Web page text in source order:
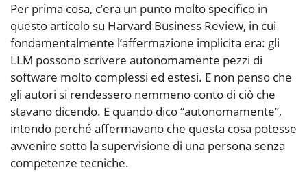
Per prima cosa, c’era un punto molto specifico in
questo articolo su Harvard Business Review, in cui
fondamentalmente l’affermazione implicita era: gli
LLM possono scrivere autonomamente pezzi di
software molto complessi ed estesi. E non penso che
gli autori si rendessero nemmeno conto di ciò che
stavano dicendo. E quando dico “autonomamente”,
intendo perché affermavano che questa cosa potesse
avvenire sotto la supervisione di una persona senza
competenze tecniche.